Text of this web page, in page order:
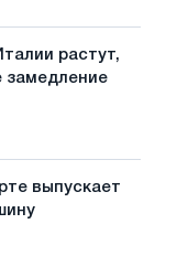
растут,
замедление
выпускает